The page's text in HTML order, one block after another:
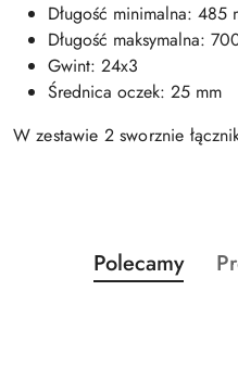
Długość minimalna: 485
Długość maksymalna:
Gwint: 24x3
Średnica oczek: 25 mm
W zestawie 2 sworznie
Pomiń karuzelę
Produkty
o
Polecamy